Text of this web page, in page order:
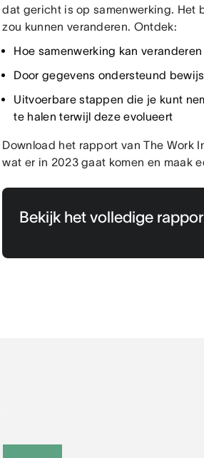
dat gericht is op samenwerking. Het
zou kunnen veranderen. Ontdek:
Hoe samenwerking kan
Door gegevens ondersteund
Uitvoerbare stappen die je kunt
te halen terwijl deze evolueert
Download het rapport van The Work
wat er in 2023 gaat komen en maak
Bekijk het volledige